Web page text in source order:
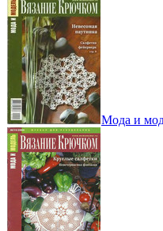
Мода и